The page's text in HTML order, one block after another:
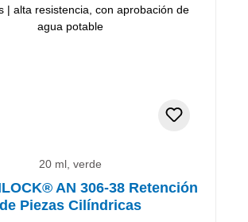
20 ml, verde
AN 306-38 Retención
de Piezas Cilíndricas